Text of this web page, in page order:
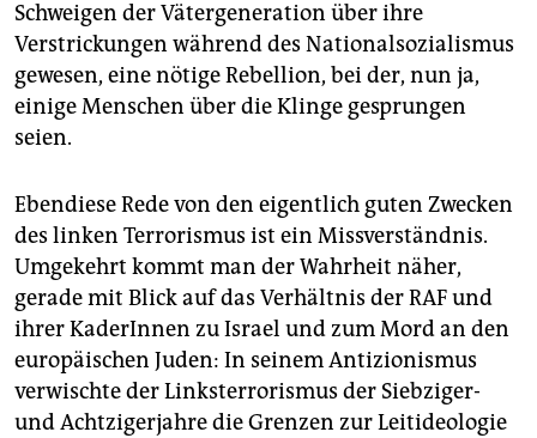
Schweigen der Vätergeneration über ihre
Verstrickungen während des Nationalsozialismus
gewesen, eine nötige Rebellion, bei der, nun ja,
einige Menschen über die Klinge gesprungen
seien.
Ebendiese Rede von den eigentlich guten Zwecken
des linken Terrorismus ist ein Missverständnis.
Umgekehrt kommt man der Wahrheit näher,
gerade mit Blick auf das Verhältnis der RAF und
ihrer KaderInnen zu Israel und zum Mord an den
europäischen Juden: In seinem Antizionismus
verwischte der Linksterrorismus der Siebziger-
und Achtzigerjahre die Grenzen zur Leitideologie